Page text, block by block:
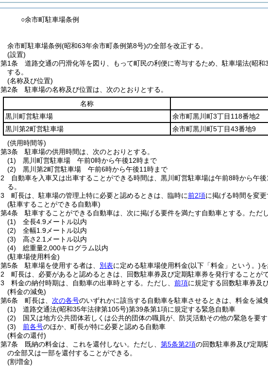
○余市町駐車場条例
余市町駐車場条例(昭和63年余市町条例第8号)の全部を改正する。
(設置)
第1条
道路交通の円滑化等を図り、もって町民の利便に寄与するため、駐車場法(昭和
する。
(名称及び位置)
第2条
駐車場の名称及び位置は、次のとおりとする。
名称
黒川町営駐車場
余市町黒川町3丁目118番地2
黒川第2町営駐車場
余市町黒川町5丁目43番地9
(供用時間等)
第3条
駐車場の供用時間は、次のとおりとする。
(1)
黒川町営駐車場 午前0時から午後12時まで
(2)
黒川第2町営駐車場 午前6時から午後11時まで
2
自動車を入車又は出車することができる時間は、黒川町営駐車場は午前8時から午
る。
3
町長は、駐車場の管理上特に必要と認めるときは、臨時に前2項に掲げる時間を変更
(駐車することができる自動車)
第4条
駐車することができる自動車は、次に掲げる要件を満たす自動車とする。 ただ
(1)
全長4.9メートル以内
(2)
全幅1.9メートル以内
(3)
高さ2.1メートル以内
(4)
総重量2,000キログラム以内
(駐車場使用料金)
第5条
駐車場を使用する者は、 別表に定める駐車場使用料金(以下「料金」という。)
2
町長は、必要があると認めるときは、回数駐車券及び定期駐車券を発行することがで
3
料金の納付時期は、自動車の出車時とする。 ただし、 前項に規定する回数駐車券及
(料金の減免)
第6条
町長は、 次の各号のいずれかに該当する自動車を駐車させるときは、料金を減
(1)
道路交通法(昭和35年法律第105号)第39条第1項に規定する緊急自動車
(2)
国又は地方公共団体若しくは公共的団体の職員が、防災活動その他の緊急を要
(3)
前各号のほか、町長が特に必要と認める自動車
(料金の還付)
第7条
既納の料金は、これを還付しない。 ただし、 第5条第2項の回数駐車券及び定期
の全部又は一部を還付することができる。
(割増金)